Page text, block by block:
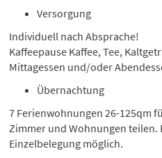
Versorgung
Individuell nach Absprache!
Kaffeepause Kaffee, Tee,
Mittagessen und/oder
Übernachtung
7 Ferienwohnungen 26-125qm
Zimmer und Wohnungen teilen.
Einzelbelegung möglich.